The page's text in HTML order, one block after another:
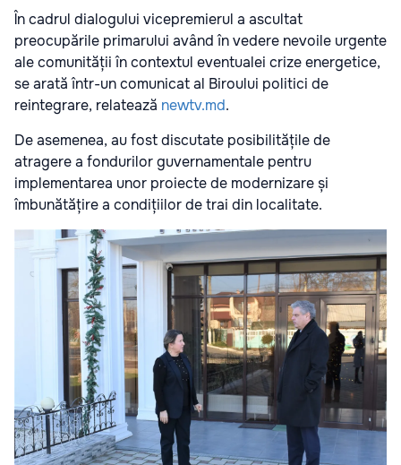
În cadrul dialogului vicepremierul a ascultat
preocupările primarului având în vedere nevoile urgente
ale comunității în contextul eventualei crize energetice,
se arată într-un comunicat al Biroului politici de
reintegrare, relatează newtv.md.
De asemenea, au fost discutate posibilitățile de
atragere a fondurilor guvernamentale pentru
implementarea unor proiecte de modernizare și
îmbunătățire a condițiilor de trai din localitate.